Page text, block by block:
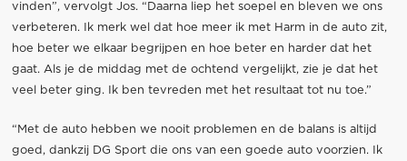
vinden”, vervolgt Jos. “Daarna liep het soepel en bleven we ons
verbeteren. Ik merk wel dat hoe meer ik met Harm in de auto zit,
hoe beter we elkaar begrijpen en hoe beter en harder dat het
gaat. Als je de middag met de ochtend vergelijkt, zie je dat het
veel beter ging. Ik ben tevreden met het resultaat tot nu toe.”
“Met de auto hebben we nooit problemen en de balans is altijd
goed, dankzij DG Sport die ons van een goede auto voorzien. Ik